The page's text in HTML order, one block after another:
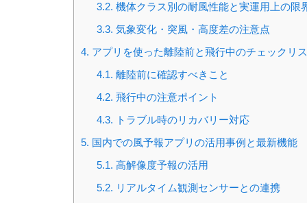
3.2. 機体クラス別の耐風性能と実運用上の限
3.3. 気象変化・突風・高度差の注意点
4. アプリを使った離陸前と飛行中のチェックリ
4.1. 離陸前に確認すべきこと
4.2. 飛行中の注意ポイント
4.3. トラブル時のリカバリー対応
5. 国内での風予報アプリの活用事例と最新機能
5.1. 高解像度予報の活用
5.2. リアルタイム観測センサーとの連携